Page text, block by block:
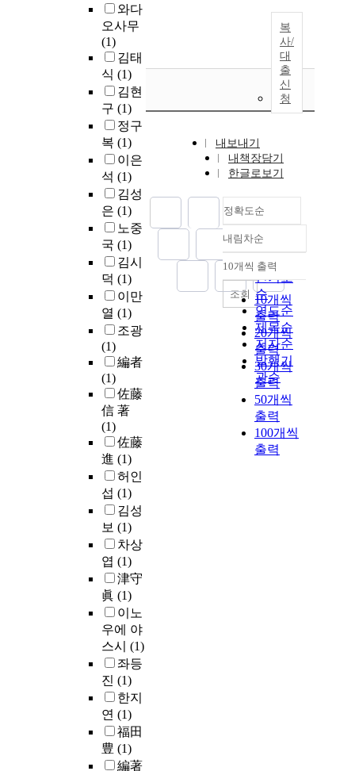
와다
오사무
(1)
김태
식 (1)
김현
구 (1)
정구
복 (1)
이은
석 (1)
김성
은 (1)
노중
국 (1)
김시
덕 (1)
이만
열 (1)
조광
(1)
編者
(1)
佐藤
信 著
(1)
佐藤
進 (1)
허인
섭 (1)
김성
보 (1)
차상
엽 (1)
津守
眞 (1)
이노
우에 야
스시 (1)
좌등
진 (1)
한지
연 (1)
福田
豊 (1)
編著
복
사/
대
출
신
청
내보내기
내책장담기
한글로보기
정확도순
정확도
순
인기도
순
연도순
제목순
저자순
발행기
관순
내림차순
내림차순
10개씩 출력
10개씩
출력
20개씩
출력
30개씩
출력
50개씩
출력
100개씩
출력
조회